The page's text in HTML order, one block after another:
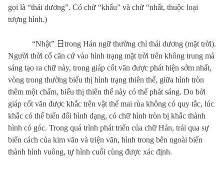
gọi là “thái dương”. Có chữ “khẩu” và chữ “nhất, thuộc loại
tượng hình.)
“Nhật” 日 trong Hán ngữ thường chỉ thái dương (mặt trời).
Người thời cổ căn cứ vào hình trạng mặt trời trên không trung mà
sáng tạo ra chữ này, trong giáp cốt văn được phát hiện sớm nhất,
vòng trong thường biểu thị hình trạng thiên thể, giữa hình tròn
thêm một chấm, biểu thị thiên thể này có thể phát sáng. Do bởi
giáp cốt văn được khắc trên vật thể mai rùa không có quy tắc, lúc
khắc có thể biến đổi hình dạng, có chữ hình tròn bị khắc thành
hình có góc. Trong quá trình phát triển của chữ Hán, trải qua sự
biến cách của kim văn và triện văn, hình trong bên ngoài biến
thành hình vuông, tự hình cuối cùng được xác định.